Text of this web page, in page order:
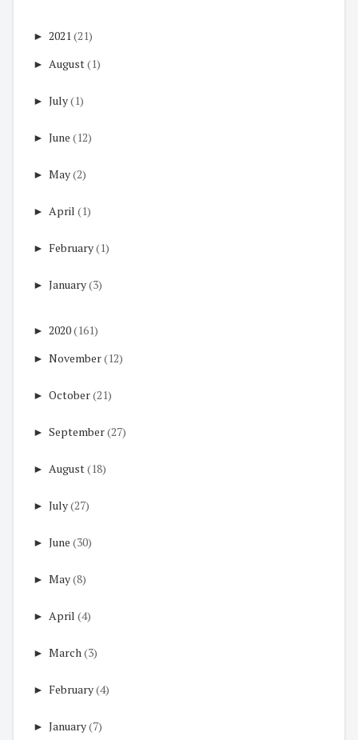
► 2021 (21)
► August(1)
► July(1)
► June (12)
► May(2)
► April (1)
► February(1)
► January(3)
► 2020(161)
► November(12)
► October(21)
► September(27)
► August(18)
► July(27)
► June (30)
► May(8)
► April (4)
► March(3)
► February(4)
► January(7)